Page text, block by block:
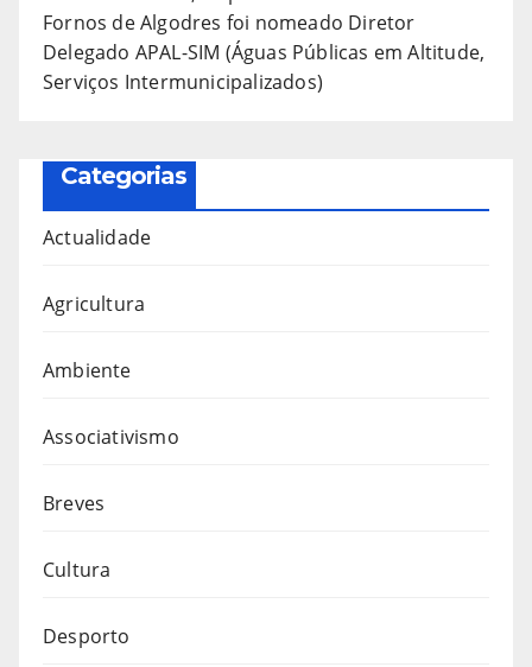
Fornos de Algodres foi nomeado Diretor
Delegado APAL-SIM (Águas Públicas em Altitude,
Serviços Intermunicipalizados)
Categorias
Actualidade
Agricultura
Ambiente
Associativismo
Breves
Cultura
Desporto